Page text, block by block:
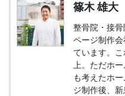
篠木 雄大
整骨院・接
ページ制作
ています。
上。ただホ
も考えたホ
ジ制作後、